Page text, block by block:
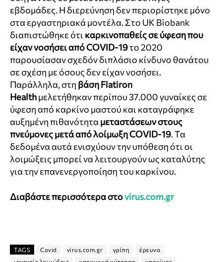
εβδομάδες. Η διερεύνηση δεν περιορίστηκε μόνο
στα εργαστηριακά μοντέλα. Στο UK Biobank
διαπιστώθηκε ότι καρκινοπαθείς σε ύφεση που
είχαν νοσήσει από COVID-19το 2020
παρουσίασαν σχεδόν διπλάσιο κίνδυνο θανάτου
σε σχέση με όσους δεν είχαν νοσήσει.
Παράλληλα, στη βάση Flatiron
Healthμελετήθηκαν περίπου 37.000 γυναίκες σε
ύφεση από καρκίνο μαστού και καταγράφηκε
αυξημένη πιθανότητα μεταστάσεων στους
πνεύμονες μετά από λοίμωξη COVID-19. Τα
δεδομένα αυτά ενισχύουν την υπόθεση ότι οι
λοιμώξεις μπορεί να λειτουργούν ως καταλύτης
για την επανενεργοποίηση του καρκίνου.
Διαβάστε περισσότερα στοvirus.com.gr
TAGS Covid virus.com.gr γρίπη
έρευνα